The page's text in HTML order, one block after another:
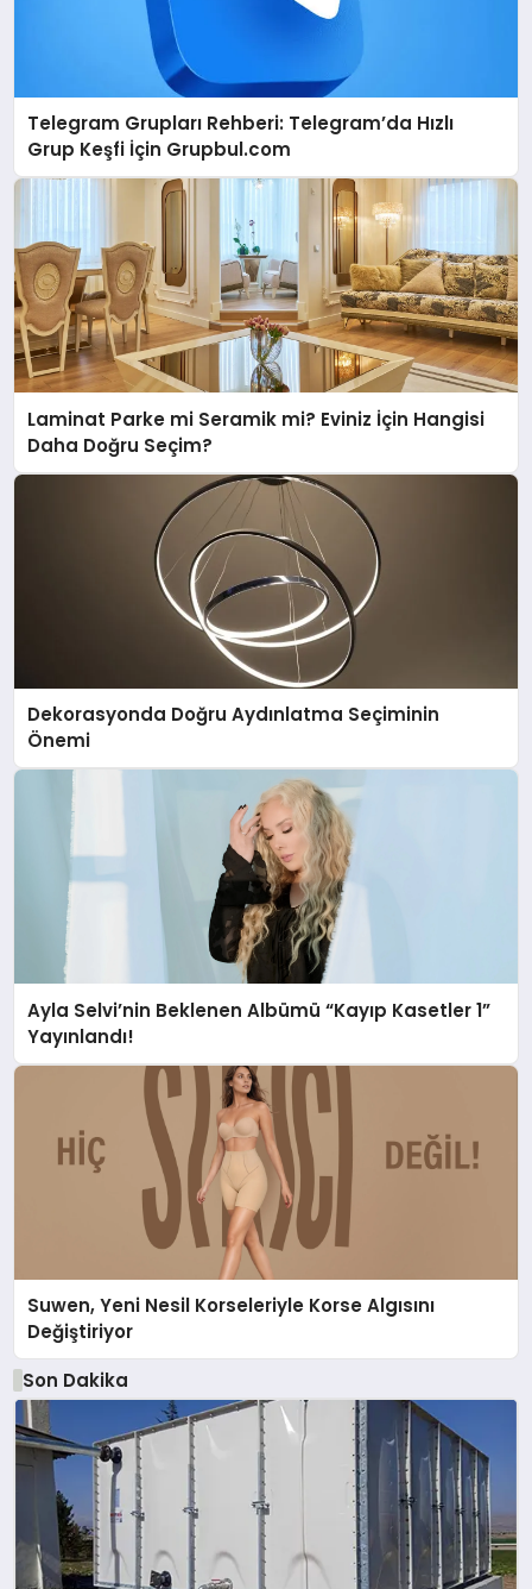
Telegram Grupları Rehberi: Telegram’da Hızlı
Grup Keşfi İçin Grupbul.com
Laminat Parke mi Seramik mi? Eviniz İçin Hangisi
Daha Doğru Seçim?
Dekorasyonda Doğru Aydınlatma Seçiminin
Önemi
Ayla Selvi’nin Beklenen Albümü “Kayıp Kasetler 1”
Yayınlandı!
Suwen, Yeni Nesil Korseleriyle Korse Algısını
Değiştiriyor
Son Dakika